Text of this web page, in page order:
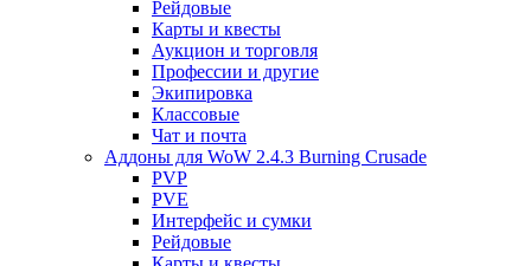
Рейдовые
Карты и квесты
Аукцион и торговля
Профессии и другие
Экипировка
Классовые
Чат и почта
Аддоны для WoW 2.4.3 Burning Crusade
PVP
PVE
Интерфейс и сумки
Рейдовые